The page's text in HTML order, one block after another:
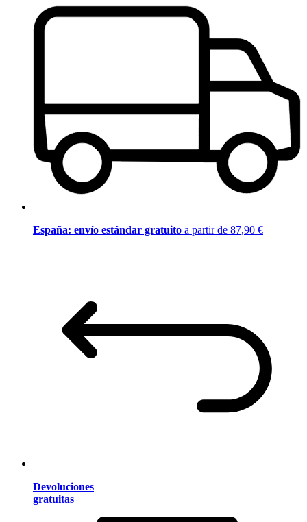
España: envío estándar gratuito a partir de 87,90 €
Devoluciones
gratuitas